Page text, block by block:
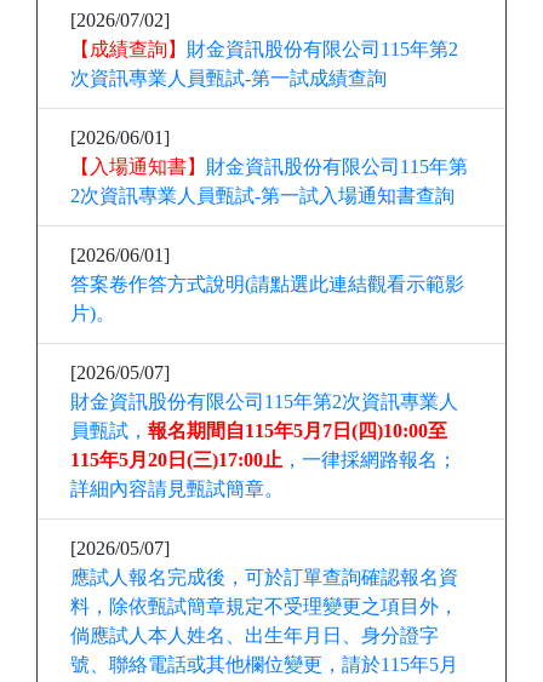
[2026/07/02]
【成績查詢】 財金資訊股份有限公司115年第2
次資訊專業人員甄試-第一試成績查詢
[2026/06/01]
【入場通知書】 財金資訊股份有限公司115年第
2次資訊專業人員甄試-第一試入場通知書查詢
[2026/06/01]
答案卷作答方式說明(請點選此連結觀看示範影
片)。
[2026/05/07]
財金資訊股份有限公司115年第2次資訊專業人
員甄試 ， 報名期間自115年5月7日(四)10:00至
115年5月20日(三)17:00止 ，一律採網路報名；
詳細內容請見甄試簡章。
[2026/05/07]
應試人報名完成後，可於訂單查詢確認報名資
料，除依甄試簡章規定不受理變更之項目外，
倘應試人本人姓名、出生年月日、身分證字
號、聯絡電話或其他欄位變更，請於115年5月